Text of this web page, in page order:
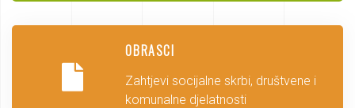
OBRASCI
Zahtjevi socijalne skrbi, društvene i
komunalne djelatnosti